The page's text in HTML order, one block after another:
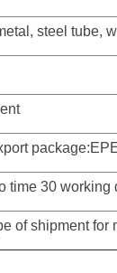
steel tube,
time 30 working
of shipment for